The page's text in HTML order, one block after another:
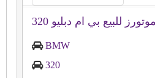
BMW
320